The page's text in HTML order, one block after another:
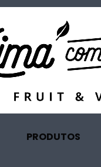
PRODUTOS